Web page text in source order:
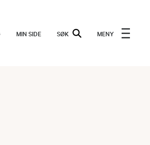
MIN SIDE SØK MENY